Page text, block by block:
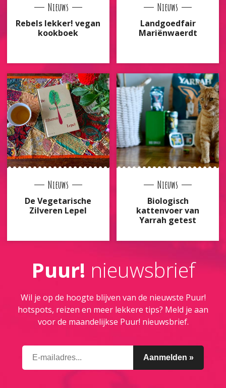
Nieuws
Rebels lekker! vegan
kookboek
Nieuws
Landgoedfair
Mariënwaerdt
Nieuws
De Vegetarische
Zilveren Lepel
Nieuws
Biologisch
kattenvoer van
Yarrah getest
Puur! nieuwsbrief
Wil je op de hoogte blijven van de nieuwste Puur!
hotspots, reizen en meer lekkere tips? Meld je aan
voor de maandelijkse Puur! nieuwsbrief.